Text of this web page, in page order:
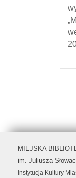
MIEJSKA
im. Juliusza
Instytucja Kultury